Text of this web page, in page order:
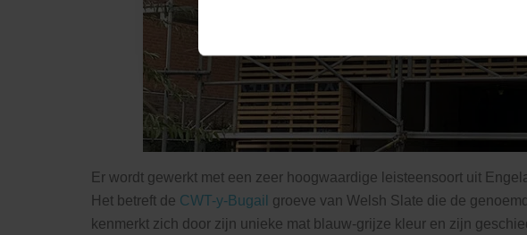
Er wordt gewerkt met een zeer hoogwaardige leisteensoort uit
Het betreft de CWT-y-Bugail
groeve van Welsh Slate die de
kenmerkt zich door zijn unieke mat blauw-grijze kleur en zijn